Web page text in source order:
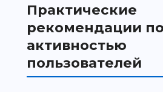
Практические
рекомендации
активностью
пользователей